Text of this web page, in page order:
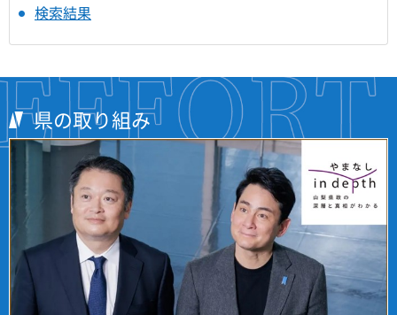
検索結果
県の取り組み